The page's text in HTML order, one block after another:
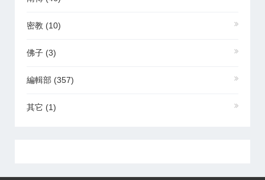
密教 (10)
佛子 (3)
編輯部 (357)
其它 (1)